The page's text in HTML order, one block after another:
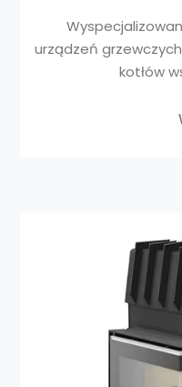
urządzeń
kotłów